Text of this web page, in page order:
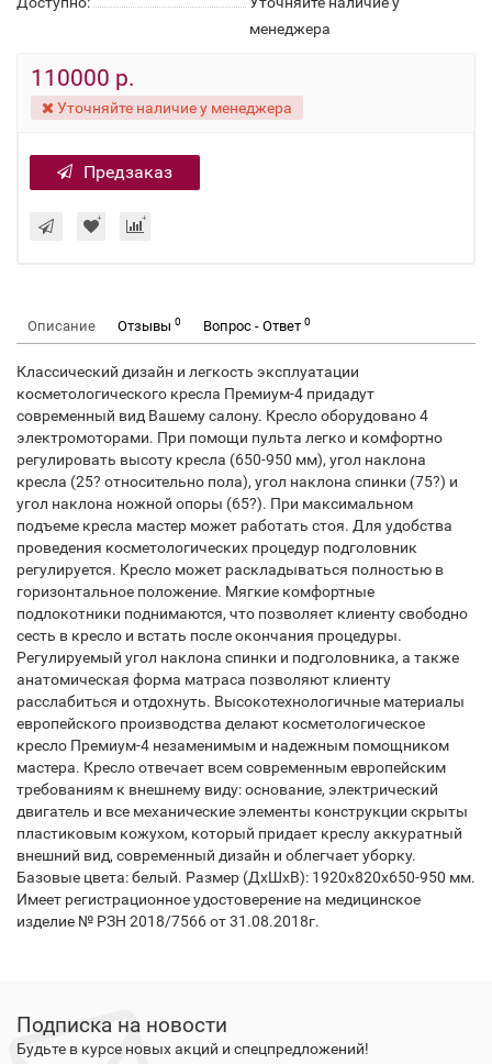
менеджера
110000 р.
Уточняйте наличие у менеджера
Предзаказ
Описание Отзывы 0 Вопрос - Ответ 0
Классический дизайн и легкость эксплуатации
косметологического кресла Премиум-4 придадут
современный вид Вашему салону. Кресло оборудовано 4
электромоторами. При помощи пульта легко и комфортно
регулировать высоту кресла (650-950 мм), угол наклона
кресла (25? относительно пола), угол наклона спинки (75?) и
угол наклона ножной опоры (65?). При максимальном
подъеме кресла мастер может работать стоя. Для удобства
проведения косметологических процедур подголовник
регулируется. Кресло может раскладываться полностью в
горизонтальное положение. Мягкие комфортные
подлокотники поднимаются, что позволяет клиенту свободно
сесть в кресло и встать после окончания процедуры.
Регулируемый угол наклона спинки и подголовника, а также
анатомическая форма матраса позволяют клиенту
расслабиться и отдохнуть. Высокотехнологичные материалы
европейского производства делают косметологическое
кресло Премиум-4 незаменимым и надежным помощником
мастера. Кресло отвечает всем современным европейским
требованиям к внешнему виду: основание, электрический
двигатель и все механические элементы конструкции скрыты
пластиковым кожухом, который придает креслу аккуратный
внешний вид, современный дизайн и облегчает уборку.
Базовые цвета: белый. Размер (ДхШхВ): 1920х820х650-950 мм.
Имеет регистрационное удостоверение на медицинское
изделие № РЗН 2018/7566 от 31.08.2018г.
Подписка на новости
Будьте в курсе новых акций и спецпредложений!